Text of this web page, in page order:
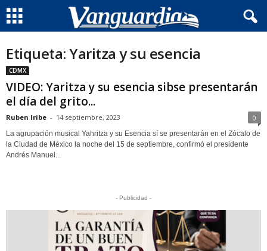
Etiqueta: Yaritza y su esencia
CDMX
VIDEO: Yaritza y su esencia sibse presentarán
el día del grito...
Ruben Iribe - 14 septiembre, 2023 0
La agrupación musical Yahritza y su Esencia sí se presentarán en el Zócalo de
la Ciudad de México la noche del 15 de septiembre, confirmó el presidente
Andrés Manuel...
- Publicidad -